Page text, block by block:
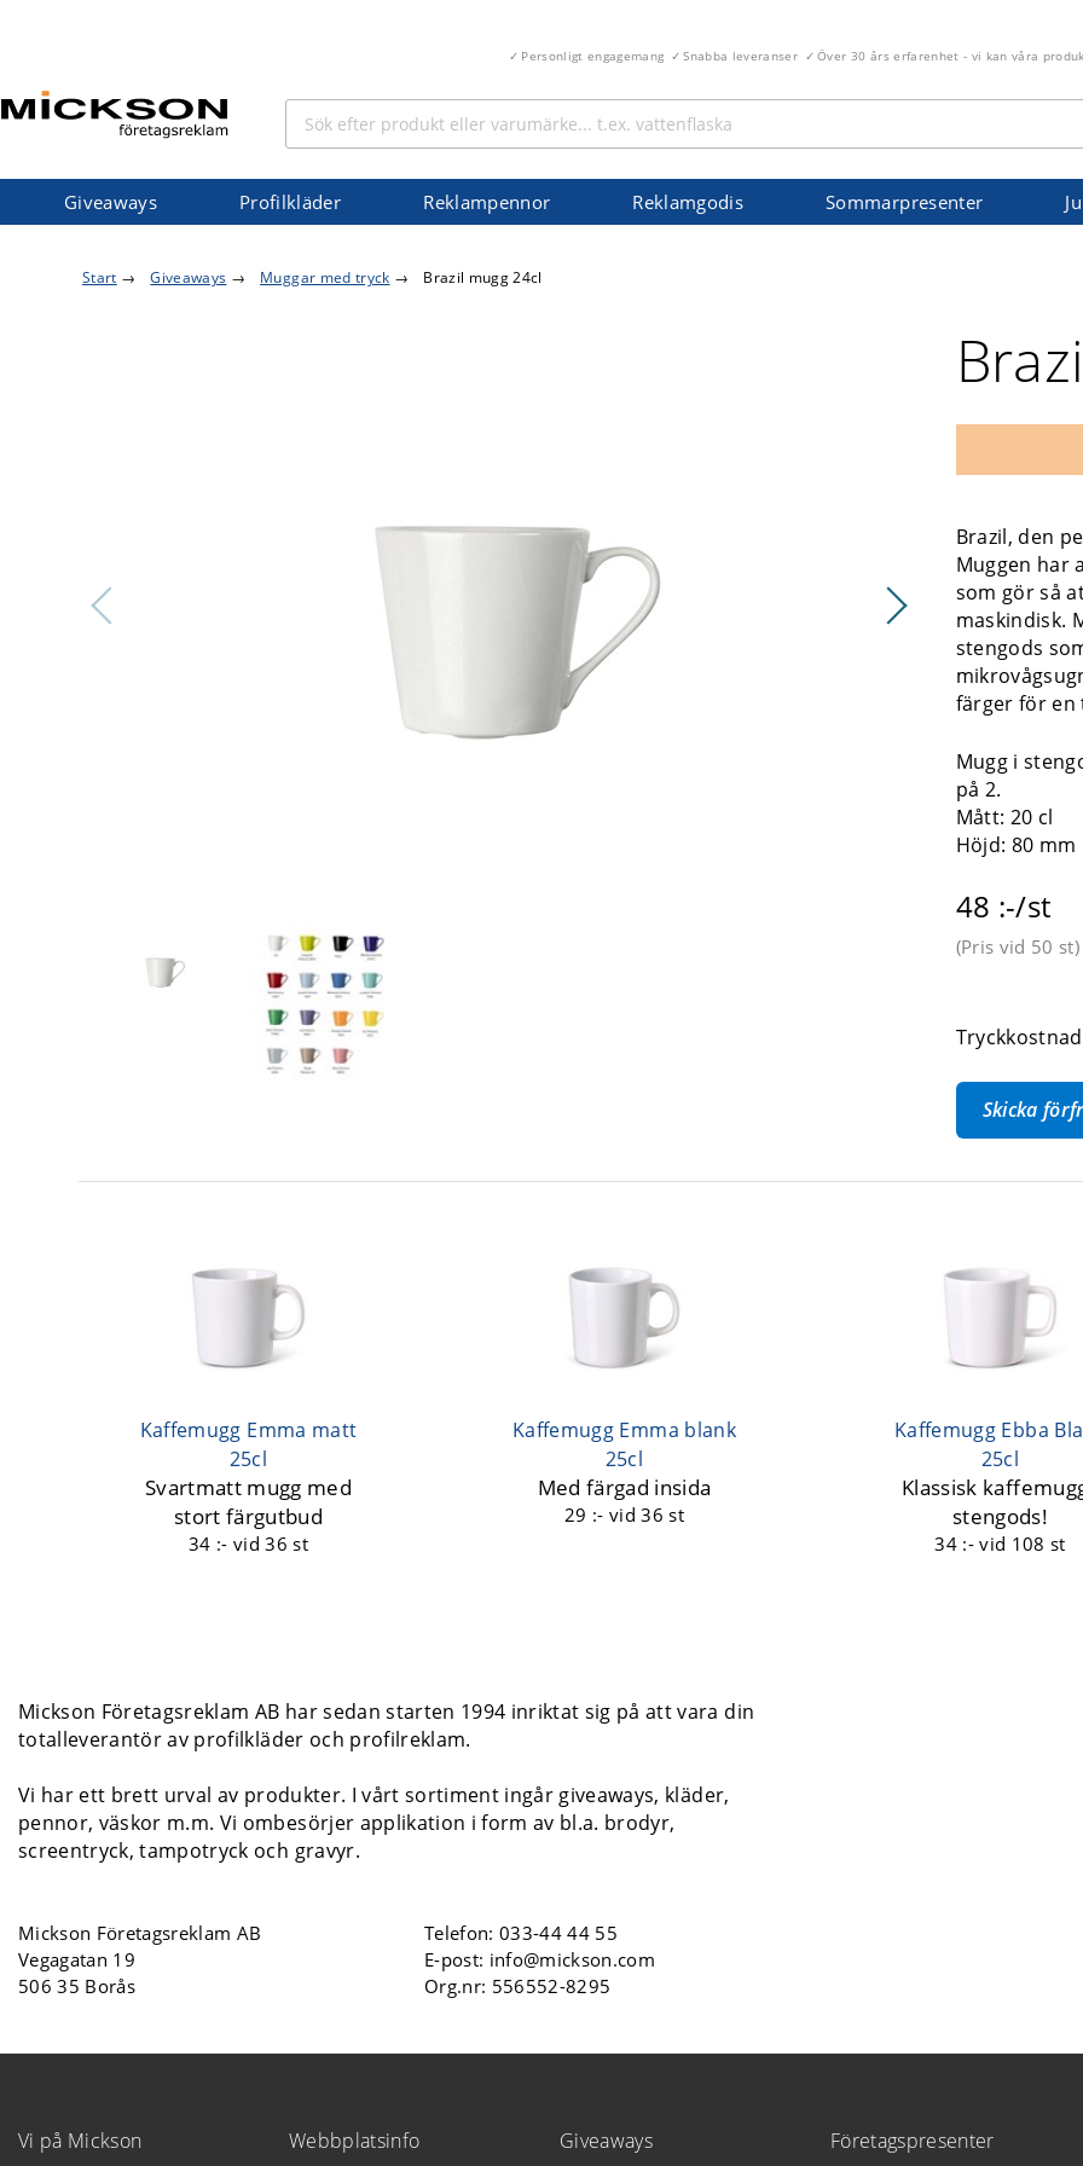
Personligt engagemang Snabba leveranser Över 30 års erfarenhet - vi kan våra
Giveaways Profilkläder Reklampennor Reklamgodis Sommarpresenter
Start → Giveaways → Muggar med tryck → Brazil mugg 24cl
Brazil, den
Muggen har
som gör så
maskindisk.
stengods
färger för en
Mugg i
på 2.
Mått: 20 cl
Höjd: 80 mm
48 :-/st
(Pris vid 50 st)
Skicka
Kaffemugg Emma matt
25cl
Svartmatt mugg med
stort färgutbud
34 :- vid 36 st
Kaffemugg Emma blank
25cl
Med färgad insida
29 :- vid 36 st
Kaffemugg Ebba
25cl
Klassisk
stengods!
34 :-vid 108 st
Mickson Företagsreklam AB har sedan starten 1994 inriktat sig på att vara din
totalleverantör av profilkläder och profilreklam.
Vi har ett brett urval av produkter. I vårt sortiment ingår giveaways, kläder,
pennor, väskor m.m. Vi ombesörjer applikation i form av bl.a. brodyr,
screentryck, tampotryck och gravyr.
Mickson Företagsreklam AB
Vegagatan 19
506 35 Borås
Telefon:033-44 44 55
E-post: info@mickson.com
Org.nr: 556552-8295
Vi på Mickson
Webbplatsinfo
Giveaways
Företagspresenter